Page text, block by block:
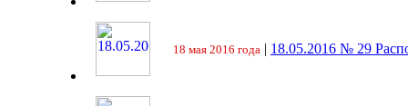
18 мая 2016 года | 18.05.2016 № 29